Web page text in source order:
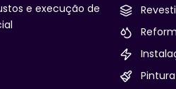
e execução de